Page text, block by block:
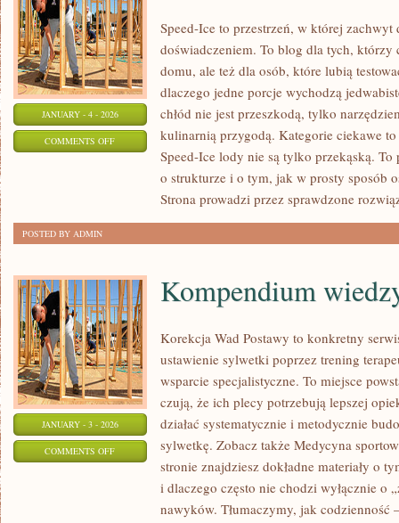
JANUARY - 4 - 2026
COMMENTS OFFON
Speed-Ice to przestrzeń, w której
doświadczeniem. To blog dla tych, którzy
domu, ale też dla osób, które lubią
dlaczego jedne porcje wychodzą
chłód nie jest przeszkodą, tylko
kulinarnią przygodą. Kategorie ciekawe
Speed-Ice lody nie są tylko przekąską. To
o strukturze i o tym, jak w prosty sposób
Strona prowadzi przez sprawdzone
POSTED BY ADMIN
JANUARY - 3 - 2026
COMMENTS OFFON
KOMPENDIUM
Kompendium
Korekcja Wad Postawy to konkretny
ustawienie sylwetki poprzez trening
wsparcie specjalistyczne. To miejsce
czują, że ich plecy potrzebują lepszej
działać systematycznie i metodycznie
sylwetkę. Zobacz także Medycyna
stronie znajdziesz dokładne materiały o
i dlaczego często nie chodzi wyłącznie o
nawyków. Tłumaczymy, jak codzienność